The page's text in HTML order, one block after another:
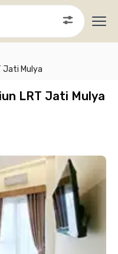
Jati Mulya
LRT Jati Mulya